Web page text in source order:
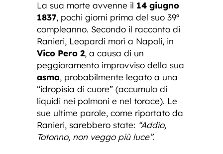
La sua morte avvenne il 14 giugno
1837, pochi giorni prima del suo 39º
compleanno. Secondo il racconto di
Ranieri, Leopardi morì a Napoli, in
Vico Pero 2, a causa di un
peggioramento improvviso della sua
asma, probabilmente legato a una
“idropisia di cuore” (accumulo di
liquidi nei polmoni e nel torace). Le
sue ultime parole, come riportato da
Ranieri, sarebbero state: “Addio,
Totonno, non veggo più luce”.